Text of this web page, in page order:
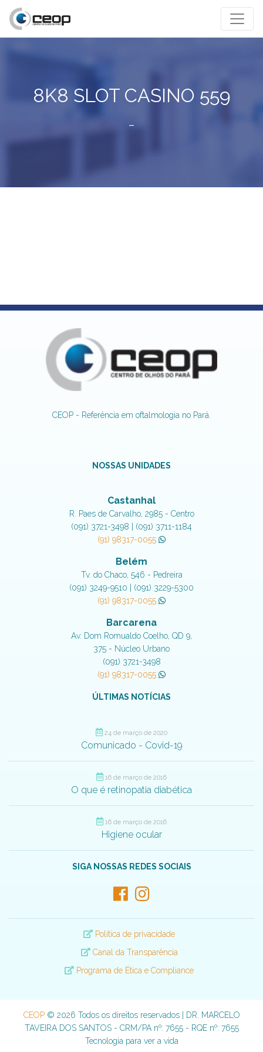
8K8 SLOT CASINO 559
–
CEOP - Referência em oftalmologia no Pará.
NOSSAS UNIDADES
Castanhal
R. Paes de Carvalho, 2985 - Centro
(091) 3721-3498 | (091) 3711-1184
(91) 98317-0055
Belém
Tv. do Chaco, 546 - Pedreira
(091) 3249-9510 | (091) 3229-5300
(91) 98317-0055
Barcarena
Av. Dom Romualdo Coelho, QD 9,
375 - Núcleo Urbano
(091) 3721-3498
(91) 98317-0055
ÚLTIMAS NOTÍCIAS
24 de março de 2020
Comunicado - Covid-19
16 de março de 2016
O que é retinopatia diabética
16 de março de 2016
Higiene ocular
SIGA NOSSAS REDES SOCIAIS
Política de privacidade
Canal da Transparência
Programa de Ética e Compliance
CEOP© 2026 Todos os direitos reservados | DR. MARCELO
TAVEIRA DOS SANTOS - CRM/PA nº: 7655 - RQE nº: 7655
Tecnologia para ver a vida